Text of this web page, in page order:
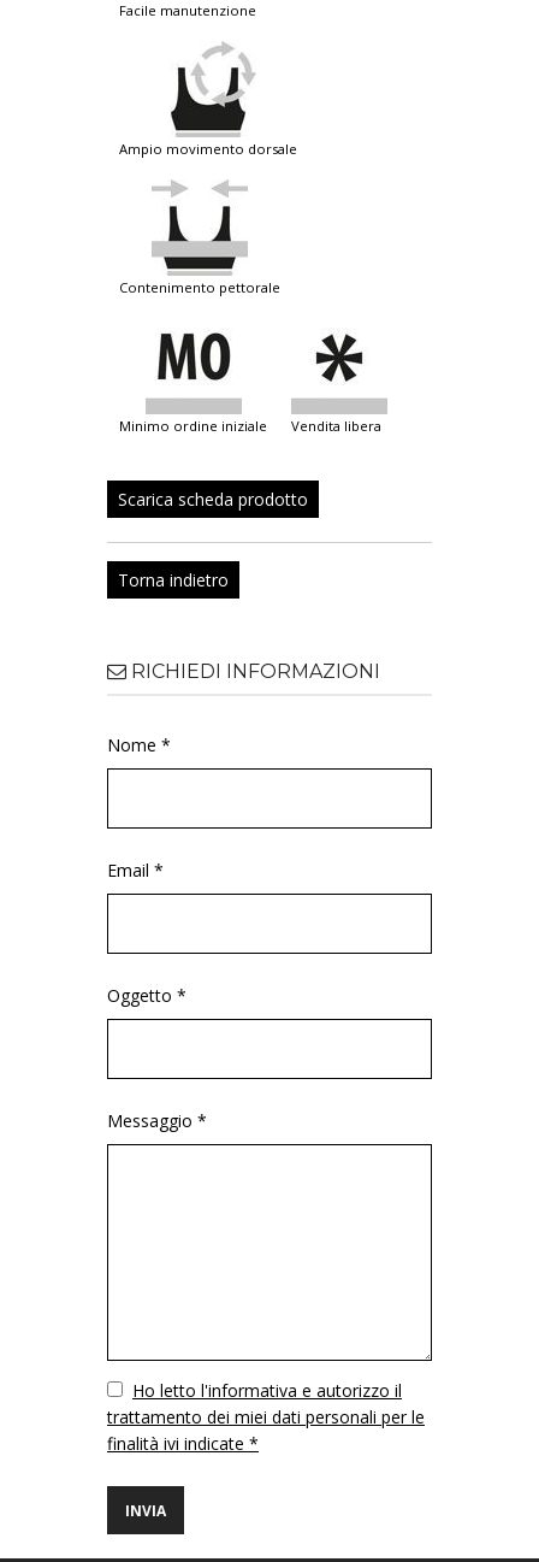
facile manutenzione
ampio movimento dorsale
contenimento pettorale
minimo ordine iniziale vendita libera
Scarica scheda prodotto
Torna indietro
RICHIEDI INFORMAZIONI
Nome *
Email *
Oggetto *
Messaggio *
VuotoHo letto l'informativa e autorizzo il
trattamento dei miei dati personali per le
finalità ivi indicate *